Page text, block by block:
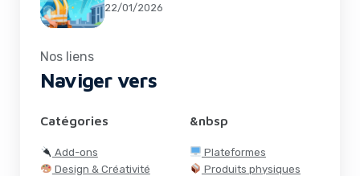
22/01/2026
Nos liens
Naviger vers
Catégories
Add-ons
Design & Créativité
&nbsp
Plateformes
Produits physiques